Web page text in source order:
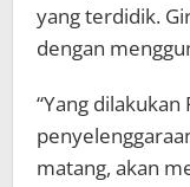
yang terdidik.
dengan
“Yang
matang, akan